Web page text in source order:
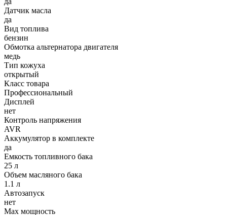
Датчик масла
да
Вид топлива
бензин
Обмотка альтернатора двигателя
медь
Тип кожуха
открытый
Класс товара
Профессиональный
Дисплей
нет
Контроль напряжения
AVR
Аккумулятор в комплекте
да
Емкость топливного бака
25 л
Объем масляного бака
1.1 л
Автозапуск
нет
Max мощность